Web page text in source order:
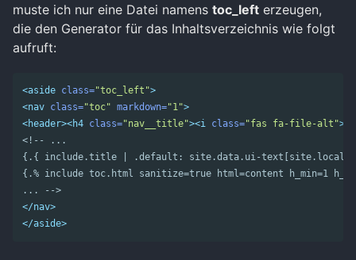
muste ich nur eine Datei namens toc_left erzeugen,
die den Generator für das Inhaltsverzeichnis wie folgt
aufruft:
<aside class="toc_left">
<nav class="toc" markdown="1">
<header><h4 class="nav__title"><i class="fas fa-file-alt"
<!-- ...
{.{ include.title | .default: site.data.ui-
{.% include toc.html sanitize=true html=content h_min=1
... -->
</nav>
</aside>